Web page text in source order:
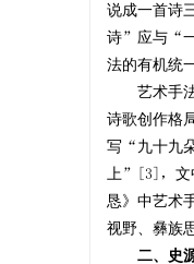
说成一首诗
诗”应与“一
法的有机统
艺术手法
诗歌创作格
写“九十九
上”[3]，文
恳》中艺术
视野、彝族
二、史